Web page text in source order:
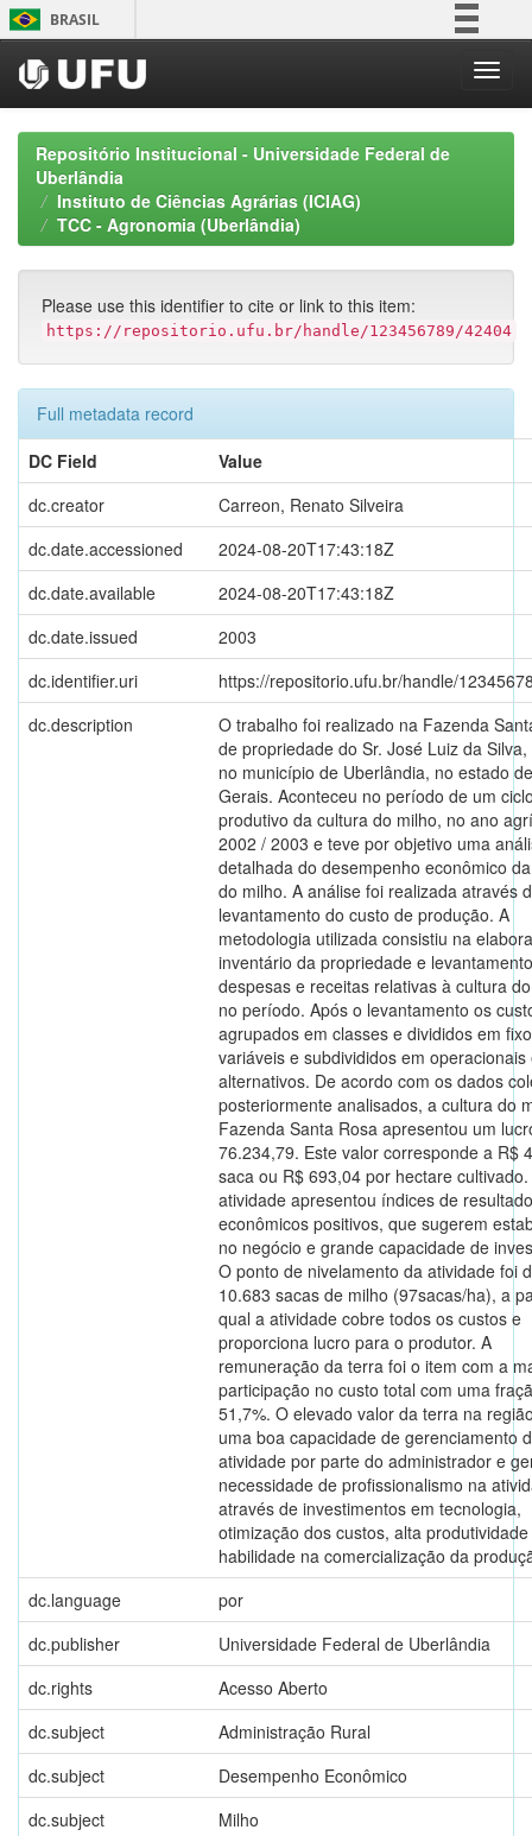
Skip
navigation
BRASIL
Participe
Acesso à informação
Legislação
Repositório Institucional - Universidade Federal de
Uberlândia
Instituto de Ciências Agrárias (ICIAG)
TCC - Agronomia (Uberlândia)
Please use this identifier to cite or link to this item:
https://repositorio.ufu.br/handle/123456789/42404
Full metadata record
DC Field
Value
dc.creator
Carreon, Renato Silveira
dc.date.accessioned
2024-08-20T17:43:18Z
dc.date.available
2024-08-20T17:43:18Z
dc.date.issued
2003
dc.identifier.uri
https://repositorio.ufu.br/handle/
dc.description
O trabalho foi realizado na Fazenda
de propriedade do Sr. José Luiz da
no município de Uberlândia, no estado
Gerais. Aconteceu no período de um
produtivo da cultura do milho, no ano
2002 / 2003 e teve por objetivo uma
detalhada do desempenho econômico
do milho. A análise foi realizada através
levantamento do custo de produção. A
metodologia utilizada consistiu na
inventário da propriedade e
despesas e receitas relativas à cultura
no período. Após o levantamento os
agrupados em classes e divididos em
variáveis e subdivididos em operacionais
alternativos. De acordo com os dados
posteriormente analisados, a cultura do
Fazenda Santa Rosa apresentou um
76.234,79. Este valor corresponde a R$
saca ou R$ 693,04 por hectare cultivado.
atividade apresentou índices de
econômicos positivos, que sugerem
no negócio e grande capacidade de
O ponto de nivelamento da atividade foi
10.683 sacas de milho (97sacas/ha), a
qual a atividade cobre todos os custos e
proporciona lucro para o produtor. A
remuneração da terra foi o item com a
participação no custo total com uma
51,7%. O elevado valor da terra na
uma boa capacidade de gerenciamento
atividade por parte do administrador e
necessidade de profissionalismo na
através de investimentos em tecnologia,
otimização dos custos, alta
habilidade na comercialização da
dc.language
por
dc.publisher
Universidade Federal de Uberlândia
dc.rights
Acesso Aberto
dc.subject
Administração Rural
dc.subject
Desempenho Econômico
dc.subject
Milho